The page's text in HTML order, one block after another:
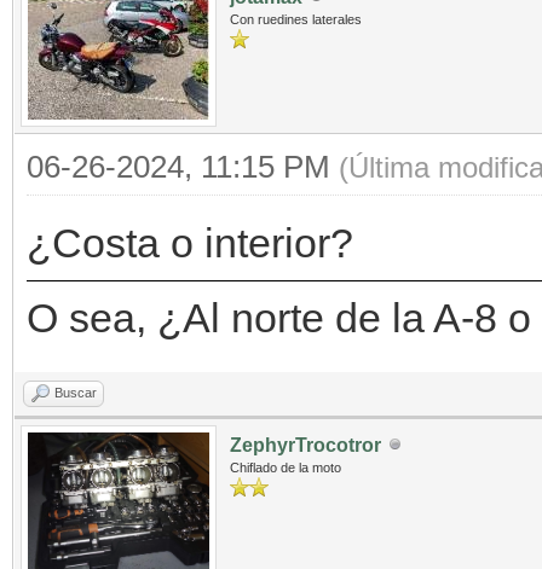
Con ruedines laterales
06-26-2024, 11:15 PM (Última
¿Costa o interior?
O sea, ¿Al norte de la A-8
Buscar
ZephyrTrocotror
Chiflado de la moto